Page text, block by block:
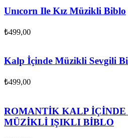
Unıcorn Ile Kız Müzikli Biblo
₺499,00
Kalp İçinde Müzikli Sevgili
₺499,00
ROMANTİK KALP
MÜZİKLİ IŞIKLI BİBLO